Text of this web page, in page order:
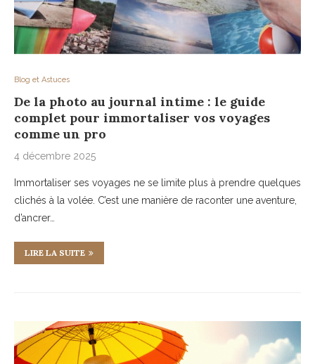
Blog et Astuces
De la photo au journal intime : le guide
complet pour immortaliser vos voyages
comme un pro
4 décembre 2025
Immortaliser ses voyages ne se limite plus à prendre quelques
clichés à la volée. C’est une manière de raconter une aventure,
d’ancrer…
LIRE LA SUITE